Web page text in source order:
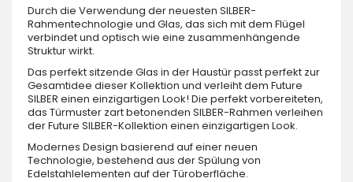
Durch die Verwendung der neuesten SILBER-
Rahmentechnologie und Glas, das sich mit dem Flügel
verbindet und optisch wie eine zusammenhängende
Struktur wirkt.
Das perfekt sitzende Glas in der Haustür passt perfekt zur
Gesamtidee dieser Kollektion und verleiht dem Future
SILBER einen einzigartigen Look! Die perfekt vorbereiteten,
das Türmuster zart betonenden SILBER-Rahmen verleihen
der Future SILBER-Kollektion einen einzigartigen Look.
Modernes Design basierend auf einer neuen
Technologie, bestehend aus der Spülung von
Edelstahlelementen auf der Türoberfläche.